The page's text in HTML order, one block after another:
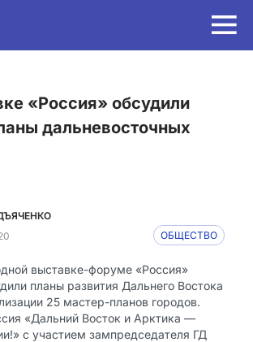
дальневосточных
ОБЩЕСТВО
выставке-форуме «Россия»
планы развития Дальнего Востока
25 мастер-планов городов.
«Дальний Восток и Арктика —
с участием зампредседателя ГД